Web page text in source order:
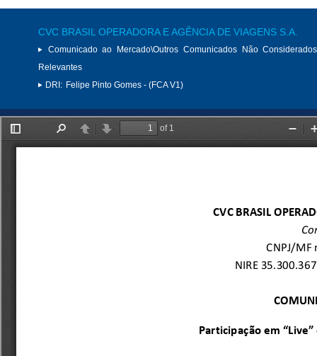
CVC BRASIL OPERADORA E AGÊNCIA DE VIAGENS S.A.
Comunicado ao Mercado\Outros Comunicados Não
Relevantes
DRI: Felipe Pinto Gomes - (FCA V1)